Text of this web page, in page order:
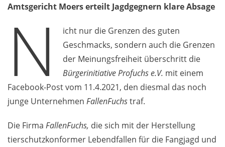
Amtsgericht Moers erteilt Jagdgegnern klare Absage
N
icht nur die Grenzen des guten
Geschmacks, sondern auch die Grenzen
der Meinungsfreiheit überschritt die
Bürgerinitiative Profuchs e.V. mit einem
Facebook-Post vom 11.4.2021, den diesmal das noch
junge Unternehmen FallenFuchstraf.
Die Firma FallenFuchs, die sich mit der Herstellung
tierschutzkonformer Lebendfallen für die Fangjagd und